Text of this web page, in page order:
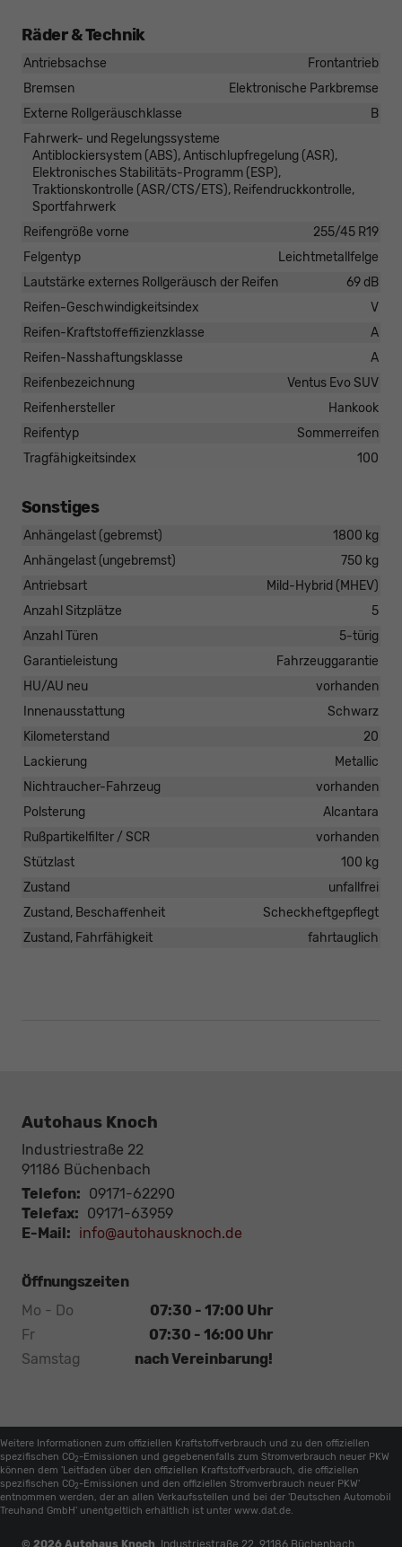
Räder & Technik
Antriebsachse
Frontantrieb
Bremsen
Elektronische Parkbremse
Externe Rollgeräuschklasse
B
Fahrwerk- und Regelungssysteme
Antiblockiersystem (ABS), Antischlupfregelung (ASR),
Elektronisches Stabilitäts-Programm (ESP),
Traktionskontrolle (ASR/CTS/ETS), Reifendruckkontrolle,
Sportfahrwerk
Reifengröße vorne
255/45 R19
Felgentyp
Leichtmetallfelge
Lautstärke externes Rollgeräusch der Reifen
69 dB
Reifen-Geschwindigkeitsindex
V
Reifen-Kraftstoffeffizienzklasse
A
Reifen-Nasshaftungsklasse
A
Reifenbezeichnung
Ventus Evo SUV
Reifenhersteller
Hankook
Reifentyp
Sommerreifen
Tragfähigkeitsindex
100
Sonstiges
Anhängelast (gebremst)
1800 kg
Anhängelast (ungebremst)
750 kg
Antriebsart
Mild-Hybrid (MHEV)
Anzahl Sitzplätze
5
Anzahl Türen
5-türig
Garantieleistung
Fahrzeuggarantie
HU/AU neu
vorhanden
Innenausstattung
Schwarz
Kilometerstand
20
Lackierung
Metallic
Nichtraucher-Fahrzeug
vorhanden
Polsterung
Alcantara
Rußpartikelfilter / SCR
vorhanden
Stützlast
100 kg
Zustand
unfallfrei
Zustand, Beschaffenheit
Scheckheftgepflegt
Zustand, Fahrfähigkeit
fahrtauglich
Autohaus Knoch
Industriestraße 22
91186 Büchenbach
Telefon: 09171-62290
Telefax: 09171-63959
E-Mail: info@autohausknoch.de
Öffnungszeiten
Mo - Do
07:30 - 17:00 Uhr
Fr
07:30 - 16:00 Uhr
Samstag
nach Vereinbarung!
Weitere Informationen zum offiziellen Kraftstoffverbrauch und zu den offiziellen
spezifischen CO2 -Emissionen und gegebenenfalls zum Stromverbrauch neuer PKW
können dem 'Leitfaden über den offiziellen Kraftstoffverbrauch, die offiziellen
spezifischen CO2 -Emissionen und den offiziellen Stromverbrauch neuer PKW'
entnommen werden, der an allen Verkaufsstellen und bei der 'Deutschen Automobil
Treuhand GmbH' unentgeltlich erhältlich ist unter www.dat.de.